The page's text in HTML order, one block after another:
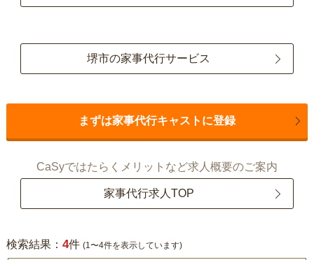
堺市の家事代行サービス
まずは家事代行キャストに登録
CaSyではたらくメリットなど求人概要のご案内
家事代行求人TOP
検索結果： 4件 (1〜4件を表示しています)